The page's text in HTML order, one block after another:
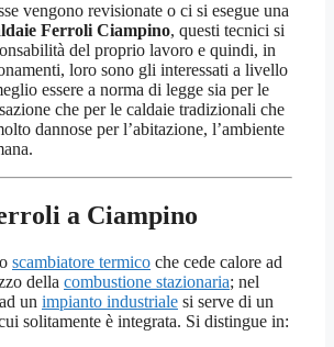
vengono revisionate o ci si esegue una
Ferroli Ciampino, questi tecnici si
del proprio lavoro e quindi, in
loro sono gli interessati a livello
essere a norma di legge sia per le
che per le caldaie tradizionali che
dannose per l’abitazione, l’ambiente
a Ciampino
scambiatore termico che cede calore ad
della combustione stazionaria; nel
un impianto industriale si serve di un
solitamente è integrata. Si distingue in: